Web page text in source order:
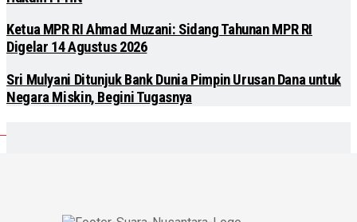
Ketua MPR RI Ahmad Muzani: Sidang Tahunan MPR RI
Digelar 14 Agustus 2026
Sri Mulyani Ditunjuk Bank Dunia Pimpin Urusan Dana untuk
Negara Miskin, Begini Tugasnya